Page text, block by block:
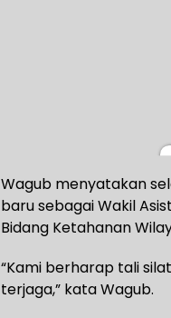
Wagub menyatakan
baru sebagai Wakil
Bidang Ketahanan
“Kami berharap tali
terjaga,” kata Wagub.